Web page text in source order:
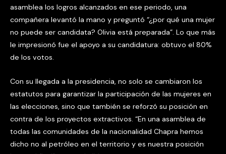
asamblea los logros alcanzados en ese periodo, una
compañera levantó la mano y preguntó “¿por qué una mujer
no puede ser candidata? Olivia está preparada”. Lo que más
le impresionó fue el apoyo a su candidatura: obtuvo el 80%
de los votos.
Con su llegada a la presidencia, no solo se cambiaron los
estatutos para garantizar la participación de las mujeres en
las elecciones, sino que también se reforzó su posición en
contra de los proyectos extractivos. “En una asamblea de
todas las comunidades de la nacionalidad Chapra hemos
dicho no al petróleo en el territorio y es nuestra posición